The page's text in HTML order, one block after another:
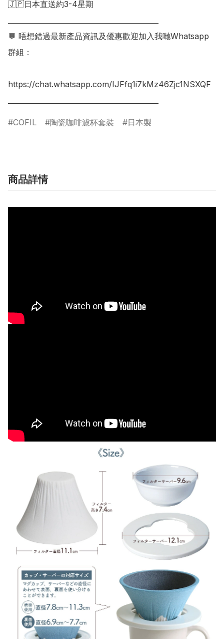
🇯🇵日本直送約3-4星期
💬 唔想錯過最新產品資訊及優惠歡迎加入我哋Whatsapp
群組：
https://chat.whatsapp.com/IJFfq1i7kMz46Zjc1NSXQF
COFIL 陶瓷咖啡濾杯套裝 日本製
商品詳情